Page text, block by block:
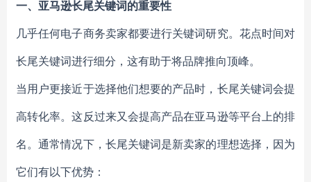
一、 亚马逊长尾关键词的重要性
几乎任何电子商务卖家都要进行关键词研究。花点时间对
长尾关键词进行细分，这有助于将品牌推向顶峰。
当用户更接近于选择他们想要的产品时，长尾关键词会提
高转化率。这反过来又会提高产品在亚马逊等平台上的排
名。通常情况下，长尾关键词是新卖家的理想选择，因为
它们有以下优势：